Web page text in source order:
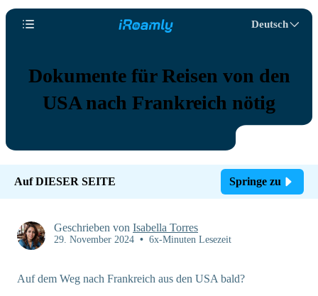
Deutsch
Dokumente für Reisen von den
USA nach Frankreich nötig
Auf DIESER SEITE Springe zu
Geschrieben von Isabella Torres
29. November 2024 • 6x-Minuten Lesezeit
Auf dem Weg nach Frankreich aus den USA bald?